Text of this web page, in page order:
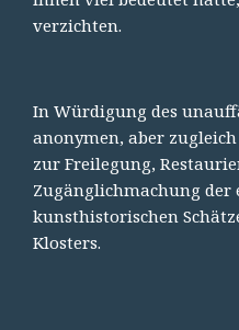
verzichten.
In Würdigung des
anonymen, aber
zur Freilegung,
Zugänglichmachung der
kunsthistorischen
Klosters.